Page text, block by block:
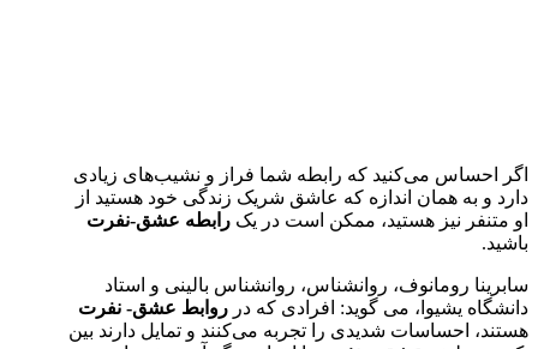
اگر احساس می‌کنید که رابطه شما فراز و نشیب‌های زیادی
دارد و به همان اندازه که عاشق شریک زندگی خود هستید از
او متنفر نیز هستید، ممکن است در یک رابطه عشق-نفرت
باشید.
سابرینا رومانوف، روانشناس، روانشناس بالینی و استاد
دانشگاه یشیوا، می گوید: افرادی که در روابط عشق- نفرت
هستند، احساسات شدیدی را تجربه می‌کنند و تمایل دارند بین